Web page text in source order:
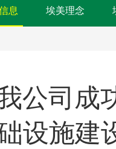
息 埃美理念
公司成
设施建